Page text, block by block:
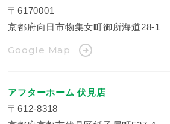
〒6170001
京都府向日市物集女町御所海道28-1
Google Map
アフターホーム 伏見店
〒612-8318